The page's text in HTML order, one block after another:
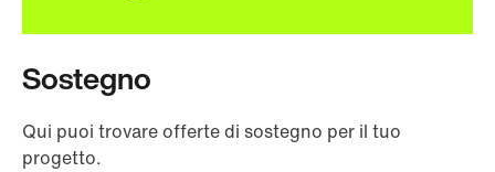
Sostegno
Qui puoi trovare offerte di sostegno per il tuo
progetto.